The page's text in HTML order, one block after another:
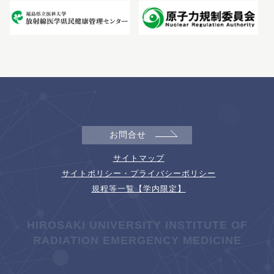
お問合せ
サイトマップ
サイトポリシー・プライバシーポリシー
規程等一覧【学内限定】
HIROSAKI UNIVERSITY INSTITUTE OF
RADIATION EMERGENCY MEDICINE